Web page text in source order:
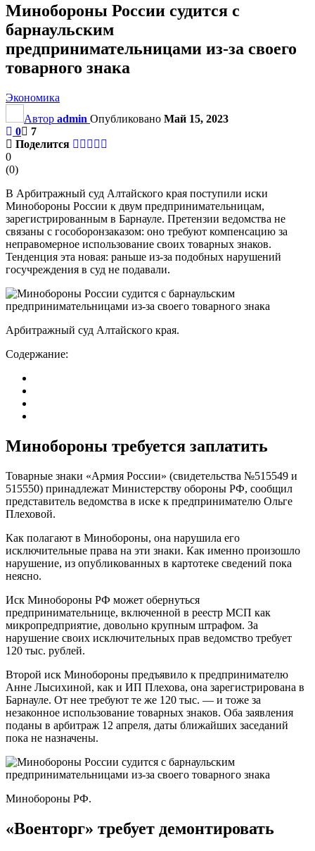
Минобороны России судится с
барнаульским
предпринимательницами из-за своего
товарного знака
Экономика
Автор admin Опубликовано Май 15, 2023
0
7
Поделится
0
(0)
В Арбитражный суд Алтайского края поступили иски
Минобороны России к двум предпринимательницам,
зарегистрированным в Барнауле. Претензии ведомства не
связаны с гособоронзаказом: оно требуют компенсацию за
неправомерное использование своих товарных знаков.
Тенденция эта новая: раньше из-за подобных нарушений
госучреждения в суд не подавали.
Арбитражный суд Алтайского края.
Содержание:
Минобороны требуется заплатить
Товарные знаки «Армия России» (свидетельства №515549 и
515550) принадлежат Министерству обороны РФ, сообщил
представитель ведомства в иске к предпринимателю Ольге
Плеховой.
Как полагают в Минобороны, она нарушила его
исключительные права на эти знаки. Как именно произошло
нарушение, из опубликованных в картотеке сведений пока
неясно.
Иск Минобороны РФ может обернуться
предпринимательнице, включенной в реестр МСП как
микропредприятие, довольно крупным штрафом. За
нарушение своих исключительных прав ведомство требует
120 тыс. рублей.
Второй иск Минобороны предъявило к предпринимателю
Анне Лысихиной, как и ИП Плехова, она зарегистрирована в
Барнауле. От нее требуют те же 120 тыс. — и тоже за
незаконное использование товарных знаков. Оба заявления
поданы в арбитраж 12 апреля, даты ближайших заседаний
пока не назначены.
Минобороны РФ.
«Военторг» требует демонтировать